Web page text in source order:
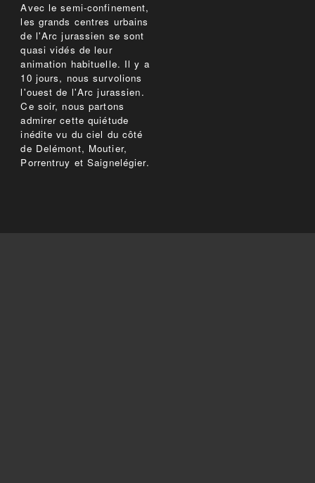
Avec le semi-confinement,
les grands centres urbains
de l'Arc jurassien se sont
quasi vidés de leur
animation habituelle. Il y a
10 jours, nous survolions
l'ouest de l'Arc jurassien.
Ce soir, nous partons
admirer cette quiétude
inédite vu du ciel du côté
de Delémont, Moutier,
Porrentruy et Saignelégier.